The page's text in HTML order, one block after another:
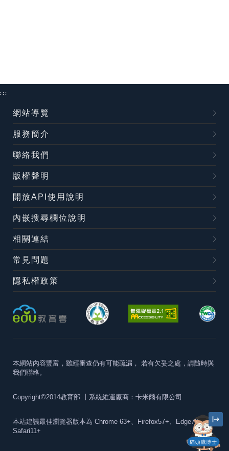
貓頭鷹博士
:::
網站導覽
服務簡介
聯絡我們
版權聲明
開放API使用說明
內嵌搜尋欄位說明
相關連結
常見問題
隱私權政策
本網站內容豐富，雖經審查仍有可能疏漏， 若有欠妥之處，請隨時與
我們聯絡。
Copyright©2014教育部 丨系統維運廠商：卡米爾有限公司
本站建議最佳瀏覽器版本為 Chrome 63+、Firefox57+、Edge79+及
Safari11+